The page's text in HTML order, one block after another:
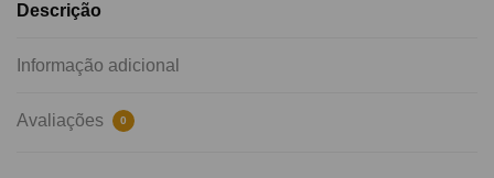
Descrição
Informação adicional
Avaliações 0